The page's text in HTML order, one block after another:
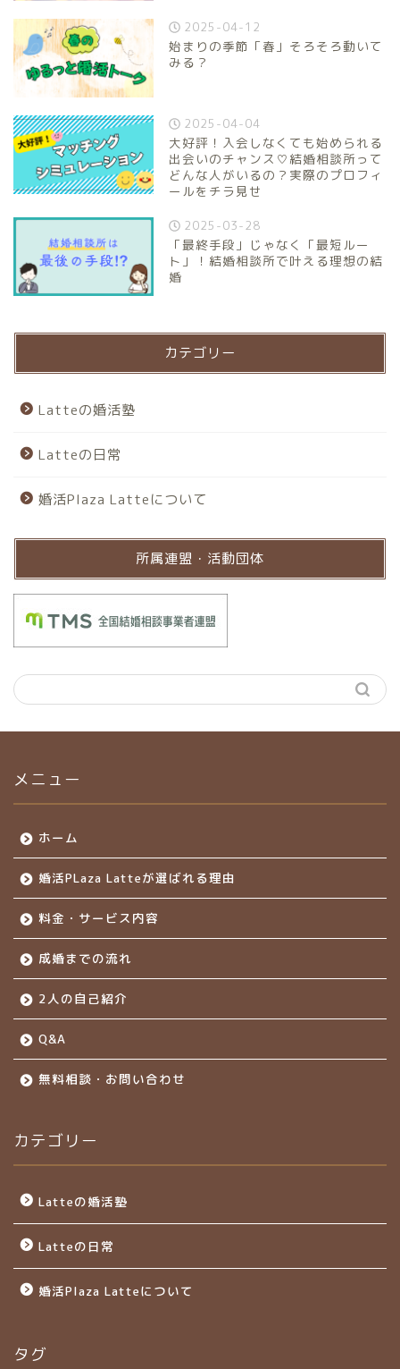
2025-04-12
始まりの季節「春」そろそろ動いて
みる？
2025-04-04
大好評！入会しなくても始められる
出会いのチャンス♡結婚相談所って
どんな人がいるの？実際のプロフィ
ールをチラ見せ
2025-03-28
「最終手段」じゃなく「最短ルー
ト」！結婚相談所で叶える理想の結
婚
カテゴリー
Latteの婚活塾
Latteの日常
婚活Plaza Latteについて
所属連盟・活動団体
メニュー
ホーム
婚活PLaza Latteが選ばれる理由
料金・サービス内容
成婚までの流れ
2人の自己紹介
Q&A
無料相談・お問い合わせ
カテゴリー
Latteの婚活塾
Latteの日常
婚活Plaza Latteについて
タグ